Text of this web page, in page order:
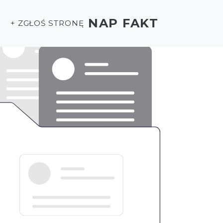
+ ZGŁOŚ STRONĘ NAP FAKT